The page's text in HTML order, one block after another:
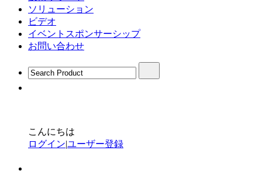
ソリューション
ビデオ
イベントスポンサーシップ
お問い合わせ
こんにちは
ログイン|ユーザー登録